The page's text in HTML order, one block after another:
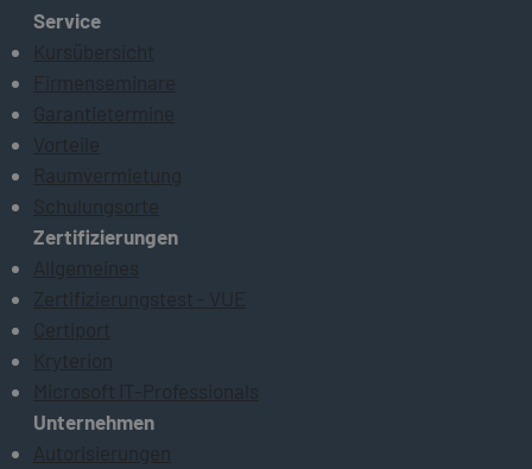
Service
Kursübersicht
Firmenseminare
Garantietermine
Vorteile
Raumvermietung
Schulungsorte
Zertifizierungen
Allgemeines
Zertifizierungstest - VUE
Certiport
Kryterion
Microsoft IT-Professionals
Unternehmen
Autorisierungen